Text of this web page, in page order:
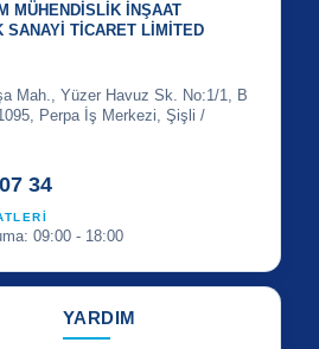
MÜHENDİSLİK İNŞAAT
SANAYİ TİCARET LİMİTED
Mah., Yüzer Havuz Sk. No:1/1, B
Perpa İş Merkezi, Şişli /
34
09:00 - 18:00
YARDIM